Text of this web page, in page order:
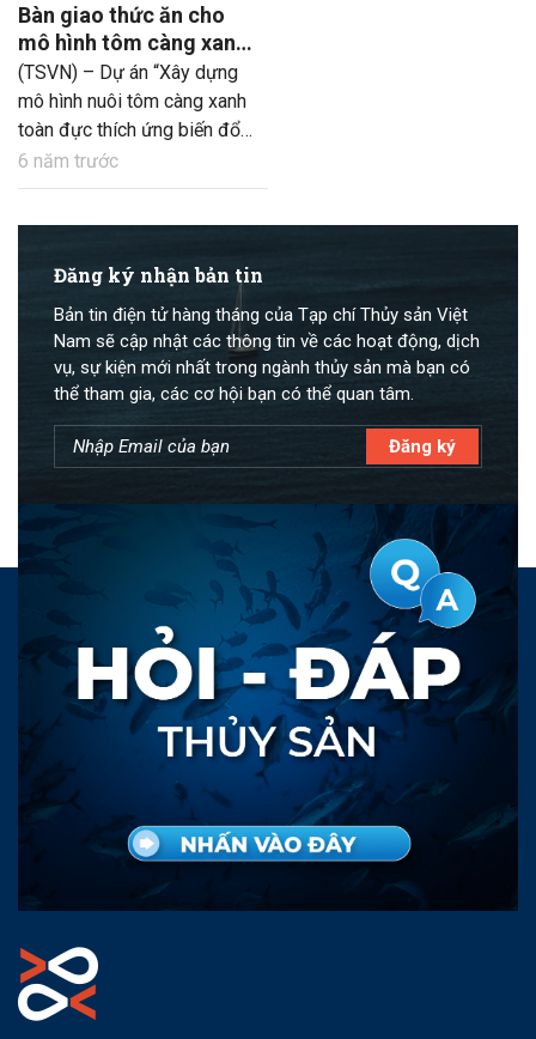
Bàn giao thức ăn cho
mô hình tôm càng xanh
toàn đực – lúa
(TSVN) – Dự án “Xây dựng
mô hình nuôi tôm càng xanh
toàn đực thích ứng biến đổi
khí hậu gắn với liên kết tiêu
thụ sản phẩm” do Trung tâm
nông Bến Tre triển khai thực
hiện trong 3 năm (từ 2019 –
2021) tại 5 tỉnh Tiền Giang,
Bến Tre, Long An, Trà Vinh,
Sóc Trăng.
6 năm trước
Đăng ký nhận bản tin
Bản tin điện tử hàng tháng của Tạp chí Thủy sản Việt
Nam sẽ cập nhật các thông tin về các hoạt động, dịch
vụ, sự kiện mới nhất trong ngành thủy sản mà bạn có
thể tham gia, các cơ hội bạn có thể quan tâm.